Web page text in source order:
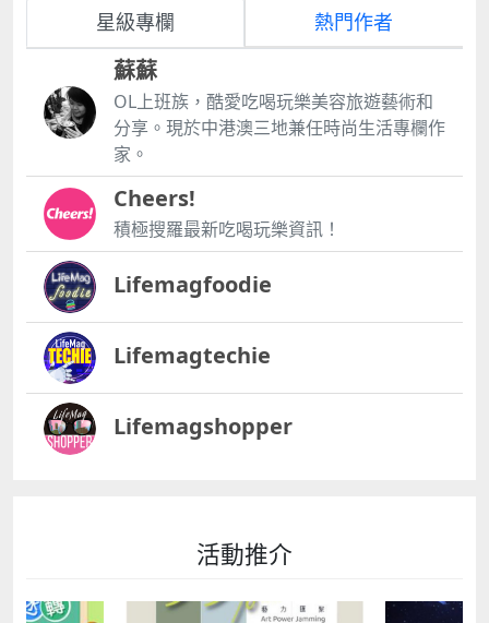
星級專欄 熱門作者
蘇蘇
OL上班族，酷愛吃喝玩樂美容旅遊藝術和
分享。現於中港澳三地兼任時尚生活專欄作
家。
Cheers!
積極搜羅最新吃喝玩樂資訊！
Lifemagfoodie
Lifemagtechie
Lifemagshopper
活動推介